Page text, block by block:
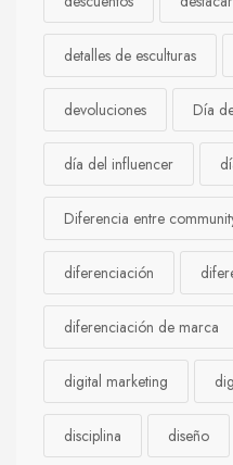
detalles de esculturas
devoluciones Día
día del influencer
Diferencia entre
diferenciación
diferenciación de marca
digital marketing
disciplina diseño